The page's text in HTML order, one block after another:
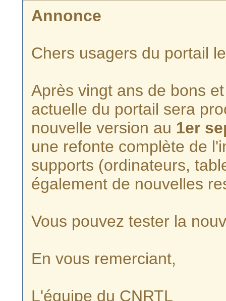
Annonce
Chers usagers du portail
Après vingt ans de bons
actuelle du portail sera
nouvelle version au 1er
une refonte complète de
supports (ordinateurs,
également de nouvelles
Vous pouvez tester la
En vous remerciant,
L'équipe du CNRTL